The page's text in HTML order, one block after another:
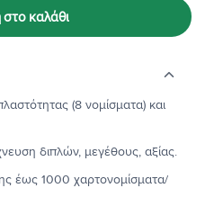
καλάθι
(8 νομίσματα) και
διπλών, μεγέθους, αξίας.
έως 1000 χαρτονομίσματα/